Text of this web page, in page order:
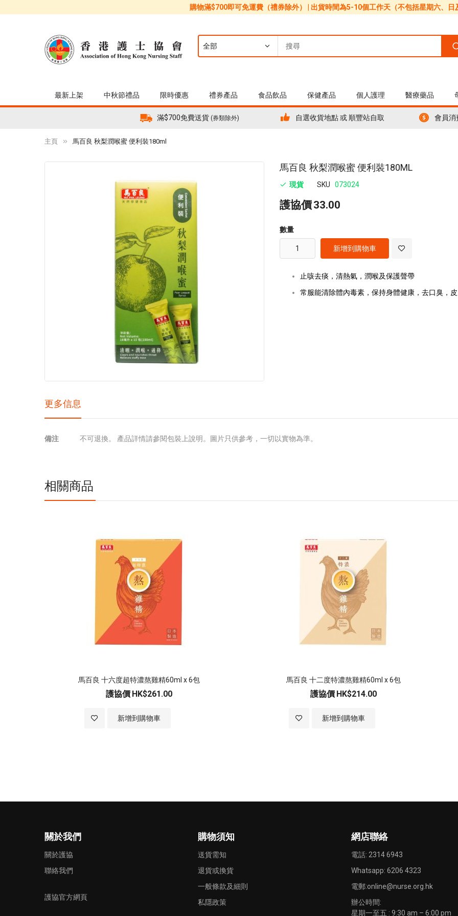
購物滿$700即可免運費（禮券除外） | 出貨時間為5-10個工作天（不包括星期六、日
最新上架 中秋節禮品 限時優惠 禮券產品 食品飲品 保健產品 個人護理 醫療藥品
滿$700免費送貨 (券類除外) 自選收貨地點 或 順豐站自取 會員消
主頁 馬百良 秋梨潤喉蜜 便利裝180ml
馬百良 秋梨潤喉蜜 便利裝180ML
現貨 SKU 073024
護協價33.00
數量
新增到購物車
止咳去痰，清熱氣，潤喉及保護聲帶
常服能清除體內毒素，保持身體健康，去口臭，
beginning
images
gallery
更多信息
更
備注 不可退換。 產品詳情請參閱包裝上說明。圖片只供參考，一切以實物為準。
相關商品
馬百良 十六度超特濃熬雞精60ml x 6包
護協價 HK$261.00
新增到購物車
加
望
馬百良 十二度特濃熬雞精60ml x 6包
護協價 HK$214.00
新增到購物車
加
望
關於我們
關於護協
聯絡我們
護協官方網頁
購物須知
送貨需知
退貨或換貨
一般條款及細則
私隱政策
網店聯絡
電話: 2314 6943
Whatsapp: 6206 4323
電郵:online@nurse.org.hk
辦公時間:
星期一至五 : 9:30 am – 6:00 pm